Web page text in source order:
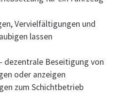
Vervielfältigungen und
lassen
dezentrale Beseitigung von
oder anzeigen
zum Schichtbetrieb